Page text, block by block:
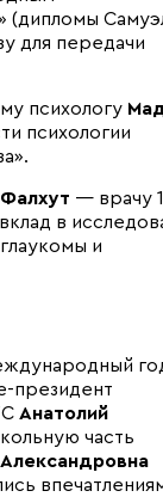
(дипломы
для передачи
психологу
психологии
— врачу
в
и
президент
Анатолий
часть